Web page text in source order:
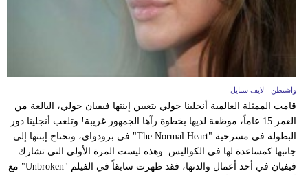
واشنطن - لايف ستايل
قامت الممثلة العالمية أنجلينا جولي بتعيين إبنتها فيفيان جولي، البالغة من
العمر 15 عاماً، موظفة لديها بخطوة رآها الجمهور غريبة! وتلعب أنجلينا دور
البطولة في مسرحية "The Normal Heart" في برودواي، وتحتاج إبنتها إلى
جانبها كمساعدة لها في الكواليس. وهذه ليست المرة الأولى التي تشارك
فيفيان في أحد أعمال والدتها، فقد ظهرت سابقاً في الفيلم "Unbroken" مع